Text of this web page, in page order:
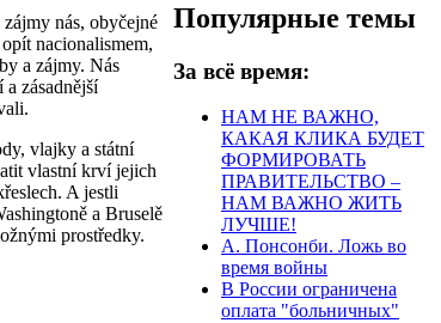
nás, obyčejné
nacionalismem,
a zájmy. Nás
zásadnější
vlajky a státní
vlastní krví jejich
A jestli
ě a Bruselě
prostředky.
Популярные темы
За всё время:
НАМ НЕ ВАЖНО,
КАКАЯ КЛИКА БУДЕТ
ФОРМИРОВАТЬ
ПРАВИТЕЛЬСТВО –
НАМ ВАЖНО ЖИТЬ
ЛУЧШЕ!
А. Понсонби. Ложь во
время войны
В России ограничена
оплата "больничных"